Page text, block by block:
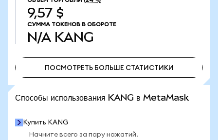
9,57 $
СУММА ТОКЕНОВ В ОБОРОТЕ
N/A KANG
ПОСМОТРЕТЬ БОЛЬШЕ СТАТИСТИКИ
Способы использования KANG в MetaMask
Купить KANG
Начните всего за пару нажатий.